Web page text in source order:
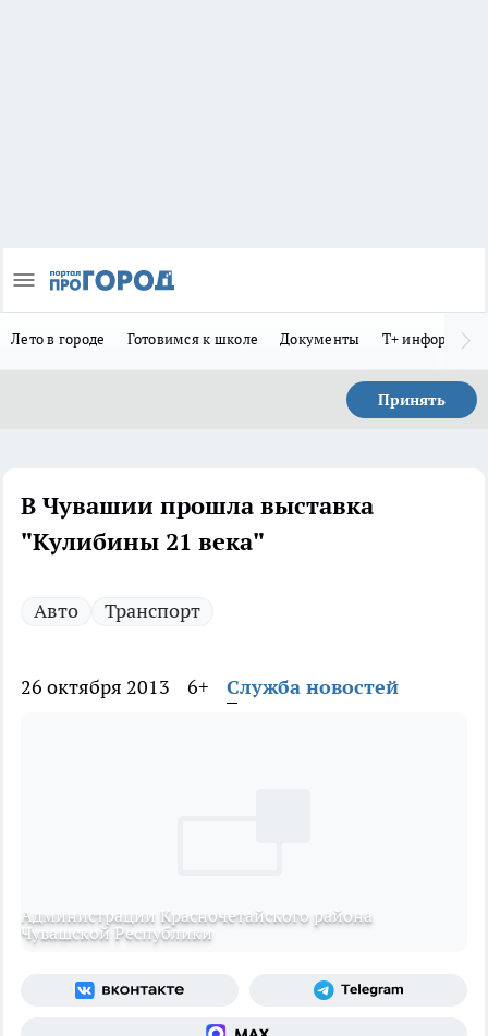
Лето в городе Готовимся к школе Документы Т+
Принять
В Чувашии прошла выставка
"Кулибины 21 века"
Авто Транспорт
26 октября 2013 6+ Служба новостей
Администрации Красночетайского района
Чувашской Республики